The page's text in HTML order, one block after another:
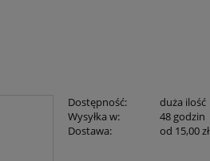
Dostępność:
duża ilość
Wysyłka w:
48 godzin
Dostawa:
od 15,00 zł